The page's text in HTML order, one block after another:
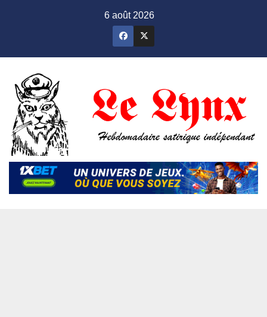
6 août 2026